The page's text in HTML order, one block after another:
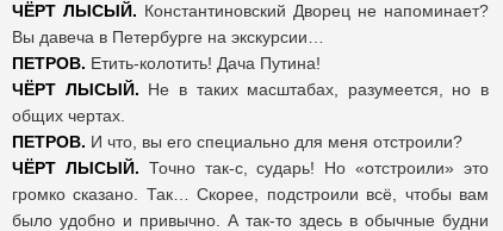
ЧЁРТ ЛЫСЫЙ. Константиновский Дворец не напоминает?
Вы давеча в Петербурге на экскурсии…
ПЕТРОВ. Етить-колотить! Дача Путина!
ЧЁРТ ЛЫСЫЙ. Не в таких масштабах, разумеется, но в
общих чертах.
ПЕТРОВ. И что, вы его специально для меня отстроили?
ЧЁРТ ЛЫСЫЙ. Точно так-с, сударь! Но «отстроили» это
громко сказано. Так… Скорее, подстроили всё, чтобы вам
было удобно и привычно. А так-то здесь в обычные будни